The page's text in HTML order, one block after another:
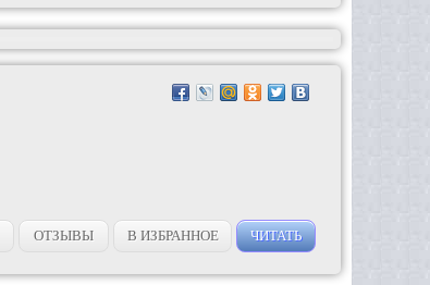
ОТЗЫВЫ В ИЗБРАННОЕ ЧИТАТЬ